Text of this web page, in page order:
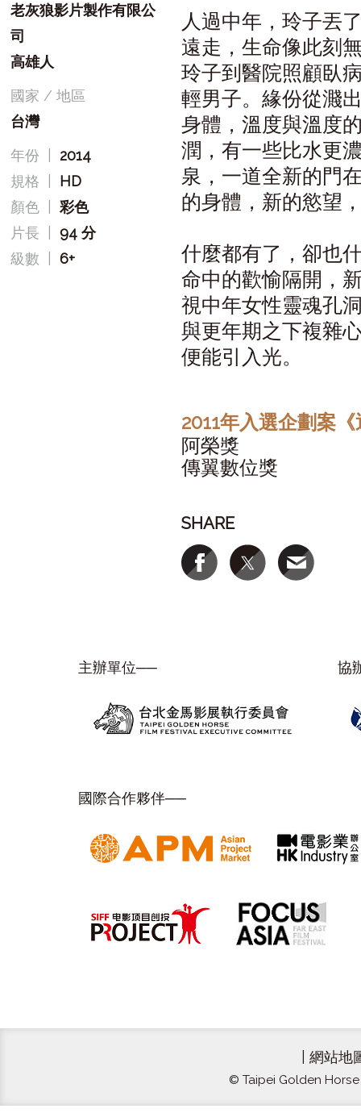
老灰狼影片製作有限公
司
高雄人
國家 / 地區
台灣
年份
2014
規格
HD
顏色 |彩色
片長 |94 分
級數 |6+
人過中年，玲子丟
遠走，生命像此刻
玲子到醫院照顧臥
輕男子。緣份從濺
身體，溫度與溫度
潤，有一些比水更
泉，一道全新的門
的身體，新的慾望
什麼都有了，卻也
命中的歡愉隔開，
視中年女性靈魂孔
與更年期之下複雜
便能引入光。
2011年入選企劃案
阿榮獎
傳翼數位獎
SHARE
主辦單位── 協
國際合作夥伴──
網站地
© Taipei Golden